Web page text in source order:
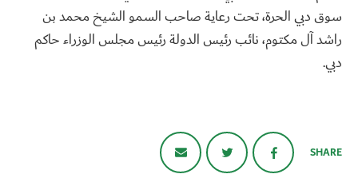
سوق دبي الحرة، تحت رعاية صاحب السمو الشيخ محمد بن
راشد آل مكتوم، نائب رئيس الدولة رئيس مجلس الوزراء حاكم
دبي.
SHARE